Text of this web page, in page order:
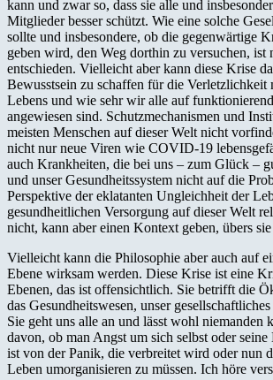
kann und zwar so, dass sie alle und
Mitglieder besser schützt. Wie eine solche
sollte und insbesondere, ob die gegenwärtige
geben wird, den Weg dorthin zu versuchen, ist
entschieden. Vielleicht aber kann diese Krise
Bewusstsein zu schaffen für die Verletzlichkeit
Lebens und wie sehr wir alle auf
angewiesen sind. Schutzmechanismen und
meisten Menschen auf dieser Welt nicht
nicht nur neue Viren wie COVID-19
auch Krankheiten, die bei uns – zum Glück –
und unser Gesundheitssystem nicht auf die
Perspektive der eklatanten Ungleichheit der
gesundheitlichen Versorgung auf dieser Welt
nicht, kann aber einen Kontext geben, übers
Vielleicht kann die Philosophie aber auch auf
Ebene wirksam werden. Diese Krise ist eine
Ebenen, das ist offensichtlich. Sie betrifft die
das Gesundheitswesen, unser
Sie geht uns alle an und lässt wohl niemanden
davon, ob man Angst um sich selbst oder
ist von der Panik, die verbreitet wird oder nun
Leben umorganisieren zu müssen. Ich höre